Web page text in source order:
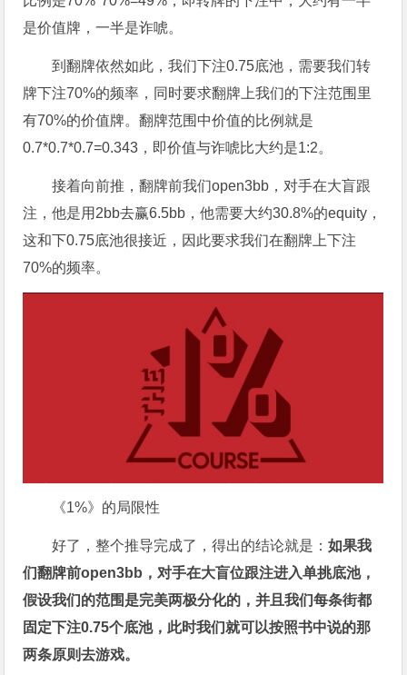
是价值牌，一半是诈唬。
到翻牌依然如此，我们下注0.75底池，需要我们转
牌下注70%的频率，同时要求翻牌上我们的下注范围里
有70%的价值牌。翻牌范围中价值的比例就是
0.7*0.7*0.7=0.343，即价值与诈唬比大约是1:2。
接着向前推，翻牌前我们open3bb，对手在大盲跟
注，他是用2bb去赢6.5bb，他需要大约30.8%的equity，
这和下0.75底池很接近，因此要求我们在翻牌上下注
70%的频率。
《1%》的局限性
好了，整个推导完成了，得出的结论就是：如果我
们翻牌前open3bb，对手在大盲位跟注进入单挑底池，
假设我们的范围是完美两极分化的，并且我们每条街都
固定下注0.75个底池，此时我们就可以按照书中说的那
两条原则去游戏。